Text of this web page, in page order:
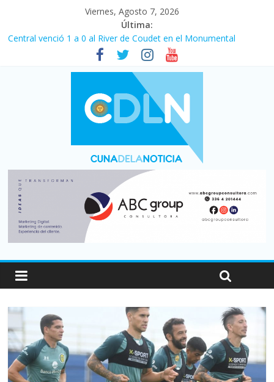
Viernes, Agosto 7, 2026
Última:
Fuerte caída de la venta de autos usados en julio: bajó un 12,6%
Central venció 1 a 0 al River de Coudet en el Monumental
La morosidad alcanzó su nivel más alto en dos décadas y ya
afecta a 400 mil deudores en Santa Fe
Desde que asumió Milei cerraron 41.000 kioscos: el sector
denuncia crisis como en 2001
Vacaciones de invierno con más movimiento y consumo
turístico: 4,6 millones de personas viajaron por el país, un 5,9%